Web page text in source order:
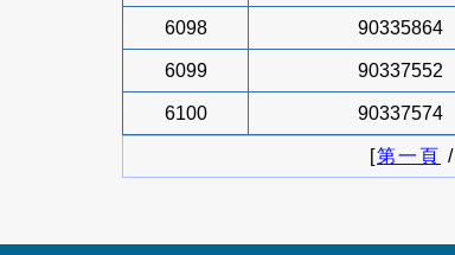
6098 90335864
6099 90337552
6100 90337574
[第一頁 /